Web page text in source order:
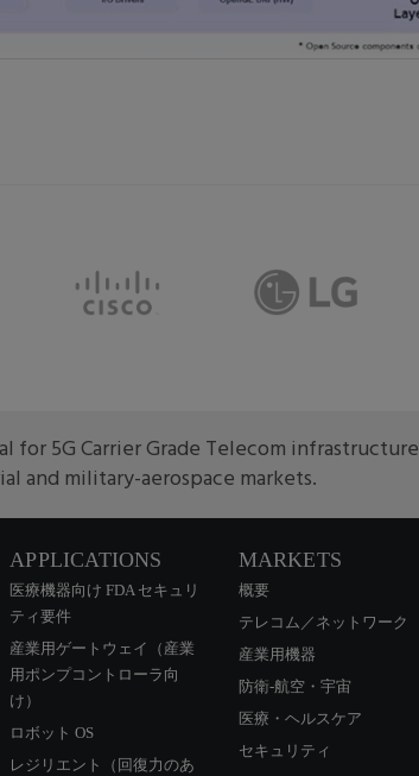
for 5G Carrier Grade Telecom infrastructure
and military-aerospace markets.
APPLICATIONS
医療機器向け FDA セキュリ
ティ要件
産業用ゲートウェイ（産業
用ポンプコントローラ向
け）
ロボット OS
レジリエント（回復力のあ
MARKETS
概要
テレコム／ネットワーク
産業用機器
防衛-航空・宇宙
医療・ヘルスケア
セキュリティ